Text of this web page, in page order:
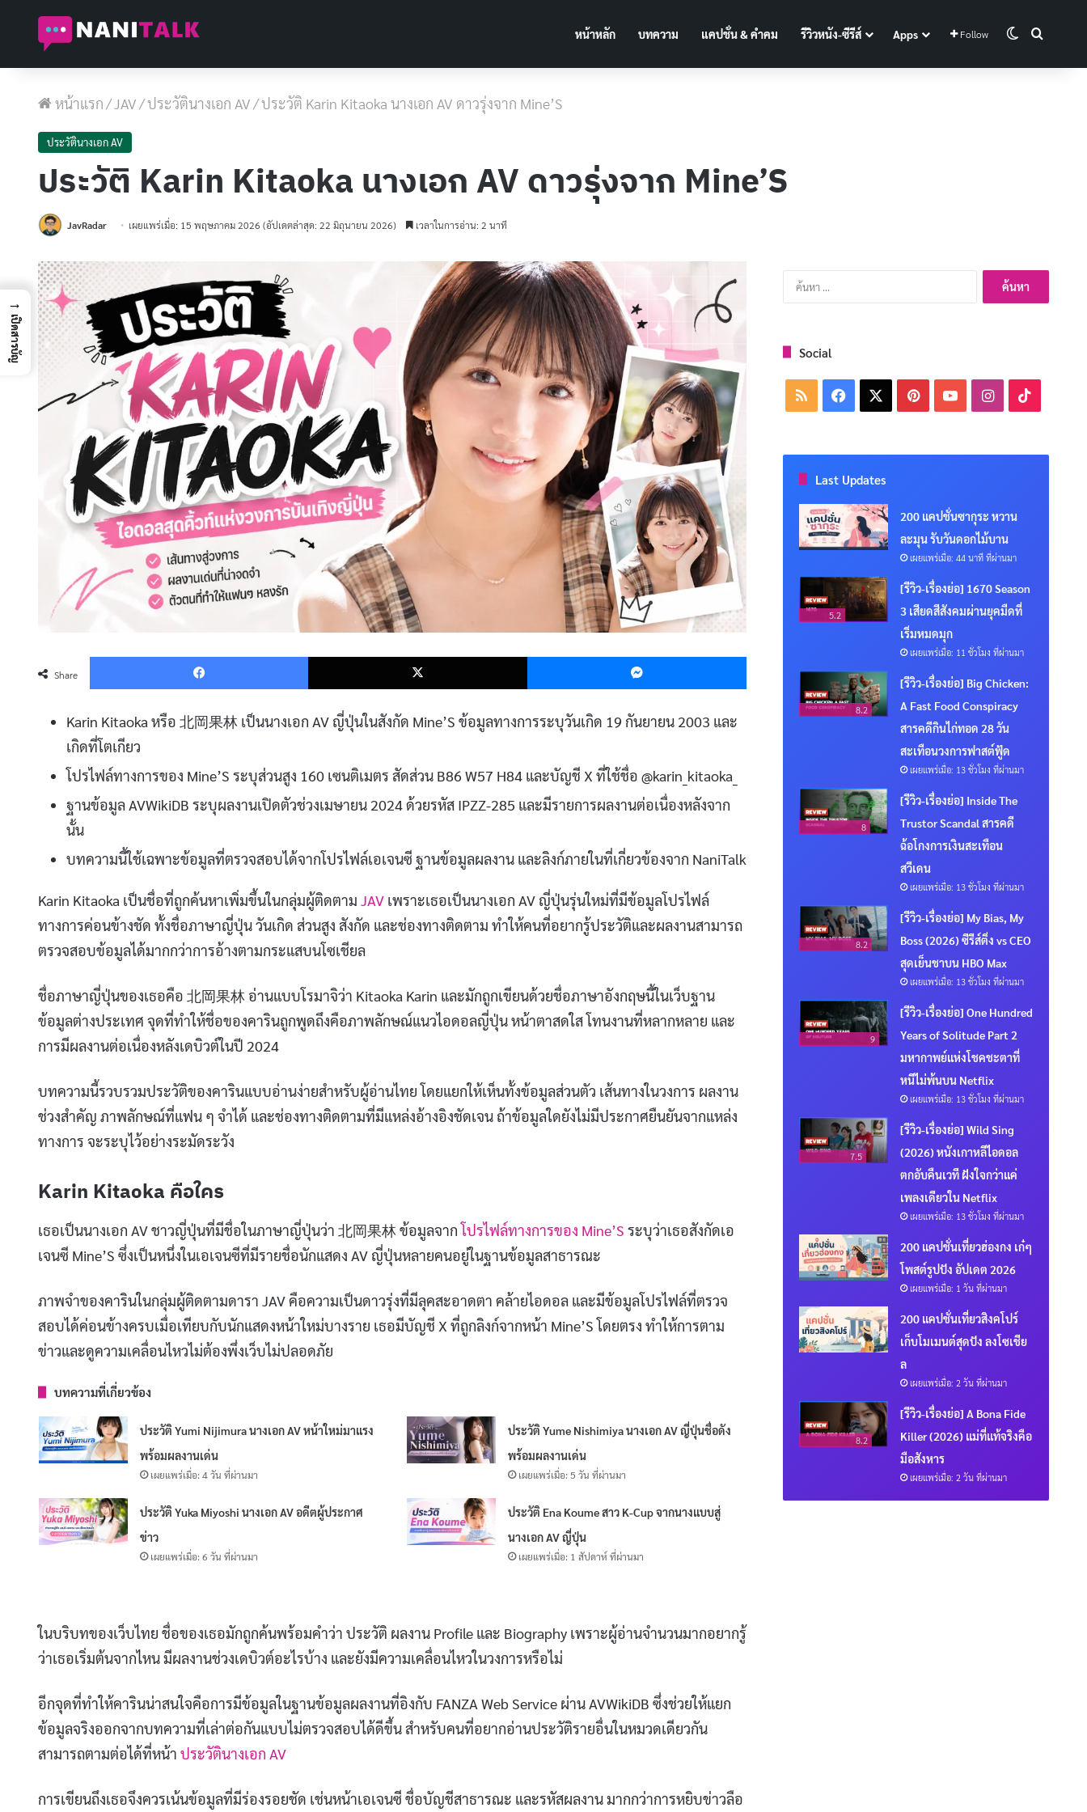
หน้าหลัก บทความ แคปชั่น & คำคม รีวิวหนัง-ซีรีส์ Apps Follow Switch skin
หน้าแรก/JAV/ประวัตินางเอก AV/ประวัติ Karin Kitaoka นางเอก AV ดาวรุ่งจาก Mine’S
ประวัตินางเอก AV
ประวัติ Karin Kitaoka นางเอก AV ดาวรุ่งจาก Mine’S
JavRadar เผยแพร่เมื่อ: 15 พฤษภาคม 2026 (อัปเดตล่าสุด: 22 มิถุนายน 2026) เวลาในการอ่าน: 2 นาที
Share
Facebook X Messenger
Karin Kitaoka หรือ 北岡果林 เป็นนางเอก AV ญี่ปุ่นในสังกัด Mine’S ข้อมูลทางการระบุวันเกิด 19 กันยายน 2003 และ
เกิดที่โตเกียว
โปรไฟล์ทางการของ Mine’S ระบุส่วนสูง 160 เซนติเมตร สัดส่วน B86 W57 H84 และบัญชี X ที่ใช้ชื่อ @karin_kitaoka_
ฐานข้อมูล AVWikiDB ระบุผลงานเปิดตัวช่วงเมษายน 2024 ด้วยรหัส IPZZ-285 และมีรายการผลงานต่อเนื่องหลังจาก
นั้น
บทความนี้ใช้เฉพาะข้อมูลที่ตรวจสอบได้จากโปรไฟล์เอเจนซี ฐานข้อมูลผลงาน และลิงก์ภายในที่เกี่ยวข้องจาก NaniTalk
Karin Kitaoka เป็นชื่อที่ถูกค้นหาเพิ่มขึ้นในกลุ่มผู้ติดตาม JAV เพราะเธอเป็นนางเอก AV ญี่ปุ่นรุ่นใหม่ที่มีข้อมูลโปรไฟล์
ทางการค่อนข้างชัด ทั้งชื่อภาษาญี่ปุ่น วันเกิด ส่วนสูง สังกัด และช่องทางติดตาม ทำให้คนที่อยากรู้ประวัติและผลงานสามารถ
ตรวจสอบข้อมูลได้มากกว่าการอ้างตามกระแสบนโซเชียล
ชื่อภาษาญี่ปุ่นของเธอคือ 北岡果林 อ่านแบบโรมาจิว่า Kitaoka Karin และมักถูกเขียนด้วยชื่อภาษาอังกฤษนี้ในเว็บฐาน
ข้อมูลต่างประเทศ จุดที่ทำให้ชื่อของคารินถูกพูดถึงคือภาพลักษณ์แนวไอดอลญี่ปุ่น หน้าตาสดใส โทนงานที่หลากหลาย และ
การมีผลงานต่อเนื่องหลังเดบิวต์ในปี 2024
บทความนี้รวบรวมประวัติของคารินแบบอ่านง่ายสำหรับผู้อ่านไทย โดยแยกให้เห็นทั้งข้อมูลส่วนตัว เส้นทางในวงการ ผลงาน
ช่วงสำคัญ ภาพลักษณ์ที่แฟน ๆ จำได้ และช่องทางติดตามที่มีแหล่งอ้างอิงชัดเจน ถ้าข้อมูลใดยังไม่มีประกาศยืนยันจากแหล่ง
ทางการ จะระบุไว้อย่างระมัดระวัง
Karin Kitaoka คือใคร
เธอเป็นนางเอก AV ชาวญี่ปุ่นที่มีชื่อในภาษาญี่ปุ่นว่า 北岡果林 ข้อมูลจากโปรไฟล์ทางการของ Mine’S ระบุว่าเธอสังกัดเอ
เจนซี Mine’S ซึ่งเป็นหนึ่งในเอเจนซีที่มีรายชื่อนักแสดง AV ญี่ปุ่นหลายคนอยู่ในฐานข้อมูลสาธารณะ
ภาพจำของคารินในกลุ่มผู้ติดตามดารา JAV คือความเป็นดาวรุ่งที่มีลุคสะอาดตา คล้ายไอดอล และมีข้อมูลโปรไฟล์ที่ตรวจ
สอบได้ค่อนข้างครบเมื่อเทียบกับนักแสดงหน้าใหม่บางราย เธอมีบัญชี X ที่ถูกลิงก์จากหน้า Mine’S โดยตรง ทำให้การตาม
ข่าวและดูความเคลื่อนไหวไม่ต้องพึ่งเว็บไม่ปลอดภัย
บทความที่เกี่ยวข้อง
ประวัติ Yumi Nijimura นางเอก AV หน้าใหม่มาแรง
พร้อมผลงานเด่น
เผยแพร่เมื่อ: 4 วัน ที่ผ่านมา
ประวัติ Yume Nishimiya นางเอก AV ญี่ปุ่นชื่อดัง
พร้อมผลงานเด่น
เผยแพร่เมื่อ: 5 วัน ที่ผ่านมา
ประวัติ Yuka Miyoshi นางเอก AV อดีตผู้ประกาศ
ข่าว
เผยแพร่เมื่อ: 6 วัน ที่ผ่านมา
ประวัติ Ena Koume สาว K-Cup จากนางแบบสู่
นางเอก AV ญี่ปุ่น
เผยแพร่เมื่อ: 1 สัปดาห์ ที่ผ่านมา
ในบริบทของเว็บไทย ชื่อของเธอมักถูกค้นพร้อมคำว่า ประวัติ ผลงาน Profile และ Biography เพราะผู้อ่านจำนวนมากอยากรู้
ว่าเธอเริ่มต้นจากไหน มีผลงานช่วงเดบิวต์อะไรบ้าง และยังมีความเคลื่อนไหวในวงการหรือไม่
อีกจุดที่ทำให้คารินน่าสนใจคือการมีข้อมูลในฐานข้อมูลผลงานที่อิงกับ FANZA Web Service ผ่าน AVWikiDB ซึ่งช่วยให้แยก
ข้อมูลจริงออกจากบทความที่เล่าต่อกันแบบไม่ตรวจสอบได้ดีขึ้น สำหรับคนที่อยากอ่านประวัติรายอื่นในหมวดเดียวกัน
สามารถตามต่อได้ที่หน้า ประวัตินางเอก AV
การเขียนถึงเธอจึงควรเน้นข้อมูลที่มีร่องรอยชัด เช่นหน้าเอเจนซี ชื่อบัญชีสาธารณะ และรหัสผลงาน มากกว่าการหยิบข่าวลือ
ค้นหา
สำหรับ:
Social
RSS Facebook PinterestYouTubeInstagram
Last Updates
200 แคปชั่นซากุระ หวาน
ละมุน รับวันดอกไม้บาน
เผยแพร่เมื่อ: 44 นาที ที่ผ่านมา
5.2
[รีวิว-เรื่องย่อ] 1670 Season
3 เสียดสีสังคมผ่านยุคมืดที่
เริ่มหมดมุก
เผยแพร่เมื่อ: 11 ชั่วโมง ที่ผ่านมา
8.2
[รีวิว-เรื่องย่อ] Big Chicken:
A Fast Food Conspiracy
สารคดีกินไก่ทอด 28 วัน
สะเทือนวงการฟาสต์ฟู้ด
เผยแพร่เมื่อ: 13 ชั่วโมง ที่ผ่านมา
8
[รีวิว-เรื่องย่อ] Inside The
Trustor Scandal สารคดี
ฉ้อโกงการเงินสะเทือน
สวีเดน
เผยแพร่เมื่อ: 13 ชั่วโมง ที่ผ่านมา
8.2
[รีวิว-เรื่องย่อ] My Bias, My
Boss (2026) ซีรีส์ติ่ง vs CEO
สุดเย็นชาบน HBO Max
เผยแพร่เมื่อ: 13 ชั่วโมง ที่ผ่านมา
9
[รีวิว-เรื่องย่อ] One Hundred
Years of Solitude Part 2
มหากาพย์แห่งโชคชะตาที่
หนีไม่พ้นบน Netflix
เผยแพร่เมื่อ: 13 ชั่วโมง ที่ผ่านมา
7.5
[รีวิว-เรื่องย่อ] Wild Sing
(2026) หนังเกาหลีไอดอล
ตกอับคืนเวที ฝังใจกว่าแค่
เพลงเดียวใน Netflix
เผยแพร่เมื่อ: 13 ชั่วโมง ที่ผ่านมา
200 แคปชั่นเที่ยวฮ่องกง เก๋ๆ
โพสต์รูปปัง อัปเดต 2026
เผยแพร่เมื่อ: 1 วัน ที่ผ่านมา
200 แคปชั่นเที่ยวสิงคโปร์
เก็บโมเมนต์สุดปัง ลงโซเชีย
ล
เผยแพร่เมื่อ: 2 วัน ที่ผ่านมา
8.2
[รีวิว-เรื่องย่อ] A Bona Fide
Killer (2026) แม่ที่แท้จริงคือ
มือสังหาร
เผยแพร่เมื่อ: 2 วัน ที่ผ่านมา
→
เปิดสารบัญ